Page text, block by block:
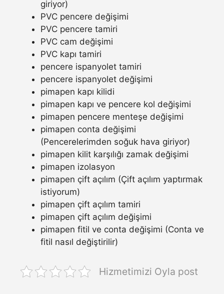
giriyor)
PVC pencere değişimi
PVC pencere tamiri
PVC cam değişimi
PVC kapı tamiri
pencere ispanyolet tamiri
pencere ispanyolet değişimi
pimapen kapı kilidi
pimapen kapı ve pencere kol değişimi
pimapen pencere menteşe değişimi
pimapen conta değişimi
(Pencerelerimden soğuk hava giriyor)
pimapen kilit karşılığı zamak değişimi
pimapen izolasyon
pimapen çift açılım (Çift açılım yaptırmak
istiyorum)
pimapen çift açılım tamiri
pimapen çift açılım değişimi
pimapen fitil ve conta değişimi (Conta ve
fitil nasıl değiştirilir)
Hizmetimizi Oyla post